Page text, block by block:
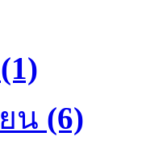
(1)
น (6)